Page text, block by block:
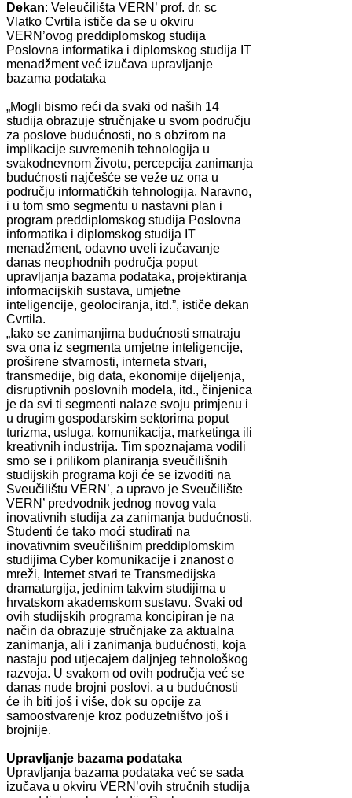
Dekan: Veleučilišta VERN’ prof. dr. sc
Vlatko Cvrtila ističe da se u okviru
VERN’ovog preddiplomskog studija
Poslovna informatika i diplomskog studija IT
menadžment već izučava upravljanje
bazama podataka
„Mogli bismo reći da svaki od naših 14
studija obrazuje stručnjake u svom području
za poslove budućnosti, no s obzirom na
implikacije suvremenih tehnologija u
svakodnevnom životu, percepcija zanimanja
budućnosti najčešće se veže uz ona u
području informatičkih tehnologija. Naravno,
i u tom smo segmentu u nastavni plan i
program preddiplomskog studija Poslovna
informatika i diplomskog studija IT
menadžment, odavno uveli izučavanje
danas neophodnih područja poput
upravljanja bazama podataka, projektiranja
informacijskih sustava, umjetne
inteligencije, geolociranja, itd.”, ističe dekan
Cvrtila.
„Iako se zanimanjima budućnosti smatraju
sva ona iz segmenta umjetne inteligencije,
proširene stvarnosti, interneta stvari,
transmedije, big data, ekonomije dijeljenja,
disruptivnih poslovnih modela, itd., činjenica
je da svi ti segmenti nalaze svoju primjenu i
u drugim gospodarskim sektorima poput
turizma, usluga, komunikacija, marketinga ili
kreativnih industrija. Tim spoznajama vodili
smo se i prilikom planiranja sveučilišnih
studijskih programa koji će se izvoditi na
Sveučilištu VERN’, a upravo je Sveučilište
VERN’ predvodnik jednog novog vala
inovativnih studija za zanimanja budućnosti.
Studenti će tako moći studirati na
inovativnim sveučilišnim preddiplomskim
studijima Cyber komunikacije i znanost o
mreži, Internet stvari te Transmedijska
dramaturgija, jedinim takvim studijima u
hrvatskom akademskom sustavu. Svaki od
ovih studijskih programa koncipiran je na
način da obrazuje stručnjake za aktualna
zanimanja, ali i zanimanja budućnosti, koja
nastaju pod utjecajem daljnjeg tehnološkog
razvoja. U svakom od ovih područja već se
danas nude brojni poslovi, a u budućnosti
će ih biti još i više, dok su opcije za
samoostvarenje kroz poduzetništvo još i
brojnije.
Upravljanje bazama podataka
Upravljanja bazama podataka već se sada
izučava u okviru VERN’ovih stručnih studija